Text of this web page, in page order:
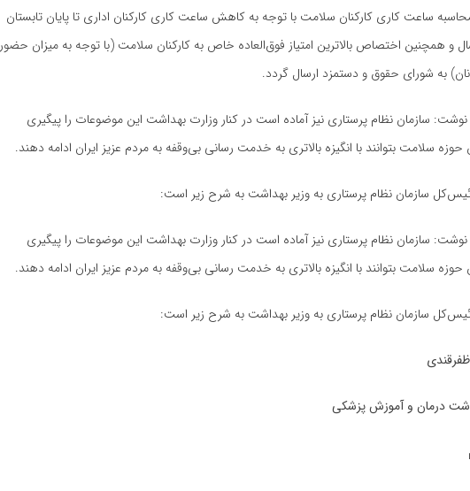
ساعت کاری کارکنان سلامت با توجه به کاهش ساعت کاری کارکنان اداری تا پایان تابستان
و همچنین اختصاص بالاترین امتیاز فوق‌العاده خاص به کارکنان سلامت (با توجه به میزان حضور
به شورای حقوق و دستمزد ارسال گردد.
نوشت: سازمان نظام پرستاری نیز آماده است در کنار وزارت بهداشت این موضوعات را پیگیری
حوزه سلامت بتوانند با انگیزه بالاتری به خدمت رسانی بی‌وقفه به مردم عزیز ایران ادامه دهند.
سازمان نظام پرستاری به وزیر بهداشت به شرح زیر است:
نوشت: سازمان نظام پرستاری نیز آماده است در کنار وزارت بهداشت این موضوعات را پیگیری
حوزه سلامت بتوانند با انگیزه بالاتری به خدمت رسانی بی‌وقفه به مردم عزیز ایران ادامه دهند.
سازمان نظام پرستاری به وزیر بهداشت به شرح زیر است:
درمان و آموزش پزشکی